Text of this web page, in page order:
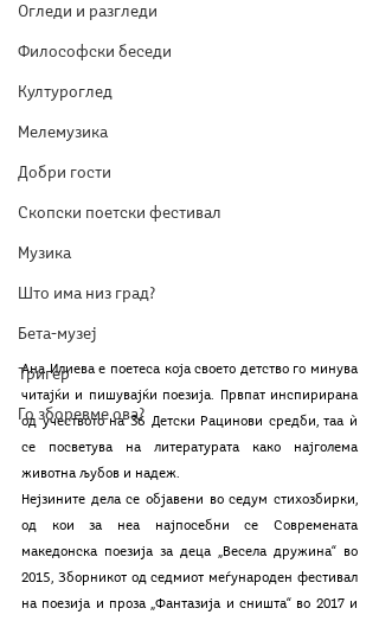
Огледи и разгледи
Философски беседи
Културоглед
Мелемузика
Добри гости
Скопски поетски фестивал
Музика
Што има низ град?
Бета-музеј
Тригер
Го зборевме ова?
Ана Илиева е поетеса која своето детство го минува
читајќи и пишувајќи поезија. Првпат инспирирана
од учеството на 36 Детски Рацинови средби, таа ѝ
се посветува на литературата како најголема
животна љубов и надеж.
Нејзините дела се објавени во седум стихозбирки,
од кои за неа најпосебни се Современата
македонска поезија за деца „Весела дружина“ во
2015, Зборникот од седмиот меѓународен фестивал
на поезија и проза „Фантазија и сништа“ во 2017 и